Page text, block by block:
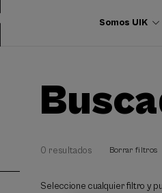
Somos UIK
0 resultados Borrar filtros
Seleccione cualquier filtro y